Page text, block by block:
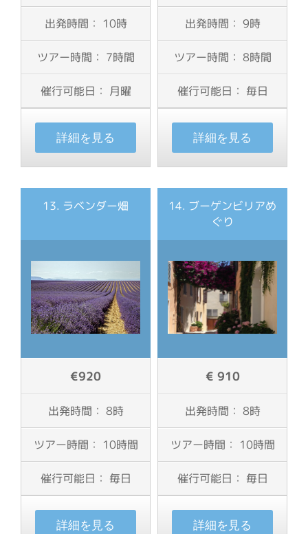
出発時間： 10時
ツアー時間： 7時間
催行可能日： 月曜
詳細を見る
出発時間： 9時
ツアー時間： 8時間
催行可能日： 毎日
詳細を見る
13. ラベンダー畑
€920
出発時間： 8時
ツアー時間： 10時間
催行可能日： 毎日
詳細を見る
14. ブーゲンビリアめ
ぐり
€ 910
出発時間： 8時
ツアー時間： 10時間
催行可能日： 毎日
詳細を見る